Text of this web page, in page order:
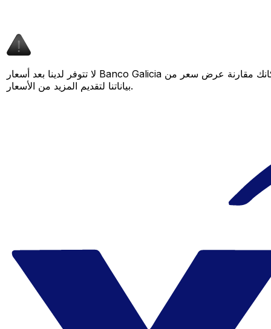
لا تتوفر لدينا بعد أسعار Banco Galicia لهذا الزوج من العملات، لكن لا يزال بإمكانك مقارنة عرض سعر من Banco Galicia بسعر Xe المباشر لمعرفة التوفير المحتمل. عد لاحقًا، فنحن نعمل باستمرار على توسيع
بياناتنا لتقديم المزيد من الأسعار.